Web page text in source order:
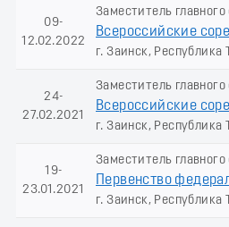
09-
12.02.2022
Заместитель главного
Всероссийские
г. Заинск, Республика
24-
27.02.2021
Заместитель главного
Всероссийские
г. Заинск, Республика
19-
23.01.2021
Заместитель главного
Первенство
г. Заинск, Республика